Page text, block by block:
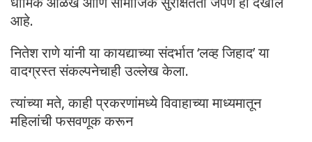
आहे.
नितेश राणे यांनी या कायद्याच्या संदर्भात ‘लव्ह जिहाद’ या
वादग्रस्त संकल्पनेचाही उल्लेख केला.
त्यांच्या मते, काही प्रकरणांमध्ये विवाहाच्या माध्यमातून
महिलांची फसवणूक करून